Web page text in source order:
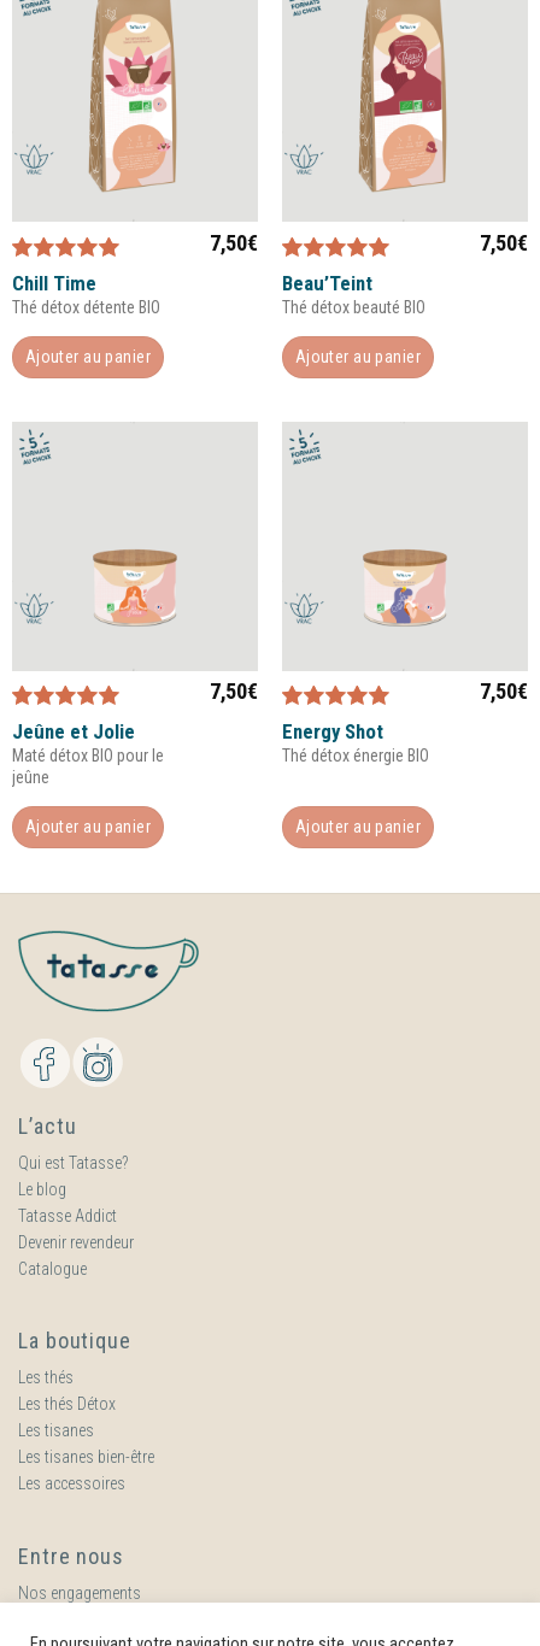
Note5.00
Chill Time
Thé détox détente BIO
7,50€
Ajouter au panier
Note4.67
sur 5
Beau’Teint
Thé détox beauté BIO
7,50€
Ajouter au panier
Note5.00 sur
5
Jeûne et Jolie
Maté détox BIO pour le
jeûne
7,50€
Ajouter au panier
Note4.67
sur 5
Energy Shot
Thé détox énergie BIO
7,50€
Ajouter au panier
L’actu
Qui est Tatasse?
Le blog
Tatasse Addict
Devenir revendeur
Catalogue
La boutique
Les thés
Les thés Détox
Les tisanes
Les tisanes bien-être
Les accessoires
Entre nous
Nos engagements